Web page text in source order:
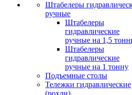
Штабелеры
ручные
Штабелеры
гидравлические
ручные на 1,5
Штабелеры
гидравлические
ручные на 1 тонну
Подъемные столы
Тележки гидравлические
(рохли)